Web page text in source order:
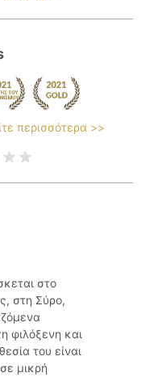
περισσότερα >>
στο
στη Σύρο,
φιλόξενη και
του είναι
μικρή